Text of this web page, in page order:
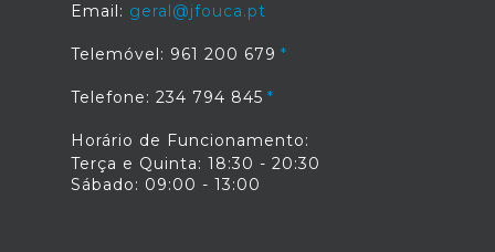
Email: geral@jfouca.pt
Telemóvel: 961 200 679
Telefone: 234 794 845
Horário de Funcionamento:
Terça e Quinta: 18:30 - 20:30
Sábado: 09:00 - 13:00